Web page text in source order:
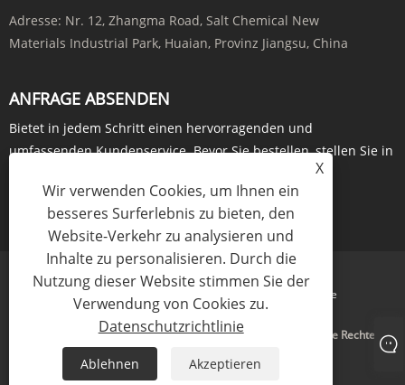
Adresse: Nr. 12, Zhangma Road, Salt Chemical New
Materials Industrial Park, Huaian, Provinz Jiangsu, China
ANFRAGE ABSENDEN
Bietet in jedem Schritt einen hervorragenden und
umfassenden Kundenservice. Bevor Sie bestellen, stellen Sie in
JETZT ANFRAGEN
Links Sitemap XML Datenschutzrichtlinie
Copyright © 2024 Jiangsu Run'an Pharmaceutical Co. Ltd. Alle Rechte
vorbehalten.
X
Wir verwenden Cookies, um Ihnen ein
besseres Surferlebnis zu bieten, den
Website-Verkehr zu analysieren und
Inhalte zu personalisieren. Durch die
Nutzung dieser Website stimmen Sie der
Verwendung von Cookies zu.
Datenschutzrichtlinie
Ablehnen Akzeptieren